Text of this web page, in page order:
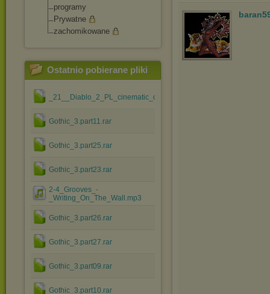
programy
Prywatne
zachomikowane
Ostatnio pobierane pliki
_21__Diablo_2_PL_cinematic_disc_ISO.part1.rar
Gothic_3.part11.rar
Gothic_3.part25.rar
Gothic_3.part23.rar
2-4_Grooves_-
_Writing_On_The_Wall.mp3
Gothic_3.part26.rar
Gothic_3.part27.rar
Gothic_3.part09.rar
Gothic_3.part10.rar